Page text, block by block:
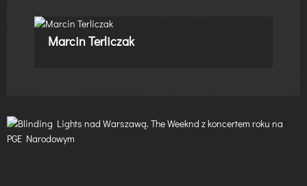
a
c
j
a
w
p
Marcin Terliczak